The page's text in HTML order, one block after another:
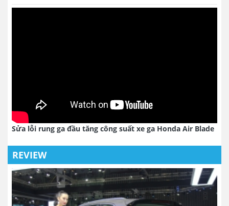
Sửa lỗi rung ga đầu tăng công suất xe ga Honda Air Blade
REVIEW